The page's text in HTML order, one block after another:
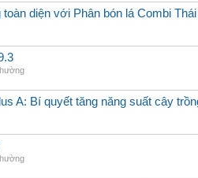
diện với Phân bón lá Combi Thái
A: Bí quyết tăng năng suất cây